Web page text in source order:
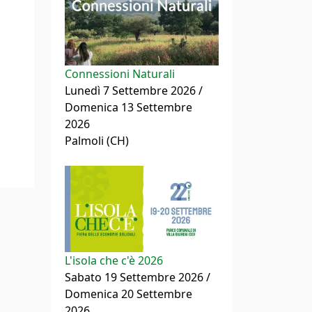
Connessioni Naturali
Lunedì 7 Settembre 2026 /
Domenica 13 Settembre
2026
Palmoli (CH)
L'isola che c'è 2026
Sabato 19 Settembre 2026 /
Domenica 20 Settembre